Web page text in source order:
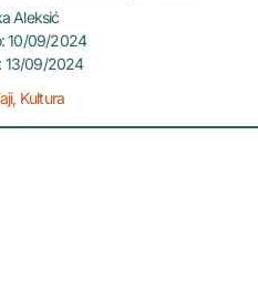
Aleksić
10/09/2024
13/09/2024
, Kultura